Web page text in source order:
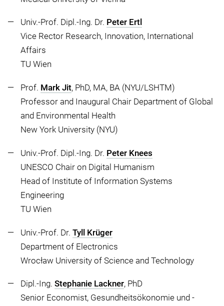
Univ.-Prof. Dipl.-Ing. Dr. Peter Ertl
Vice Rector Research, Innovation, International
Affairs
TU Wien
Prof. Mark Jit, PhD, MA, BA (NYU/LSHTM)
Professor and Inaugural Chair Department of Global
and Environmental Health
New York University (NYU)
Univ.-Prof. Dipl.-Ing. Dr. Peter Knees
UNESCO Chair on Digital Humanism
Head of Institute of Information Systems
Engineering
TU Wien
Univ.-Prof. Dr.Tyll Krüger
Department of Electronics
Wrocław University of Science and Technology
Dipl.-Ing.Stephanie Lackner, PhD
Senior Economist, Gesundheitsökonomie und -